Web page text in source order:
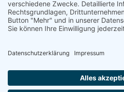
Kontakt
News